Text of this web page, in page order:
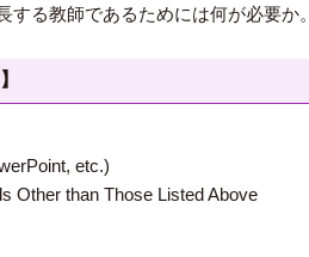
る教師であるためには何が必要か。
etc.)
Other than Those Listed Above